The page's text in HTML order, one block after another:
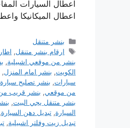
اعطال السيارات
اعطال الميكانيكا
التصنيفات
بنشر متنقل
الوسوم
ارقام بنشر متنقل,
بنشر من موقعي اشبيلية,
الكويت, بنشر امام المنزل,
سيارات, بنشر تصليح سيارة
من موقعي, بنشر قريب
بنشر متنقل يجي البيت,
السيارة, تبديل دهن السيارة,
تبديل زيت وفلتر اشبيلية,